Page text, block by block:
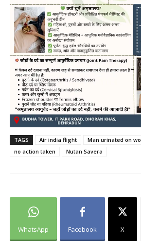
TAGS Air india flight
Man urinated on
no action taken
Nutan Savera
WhatsApp Facebook X